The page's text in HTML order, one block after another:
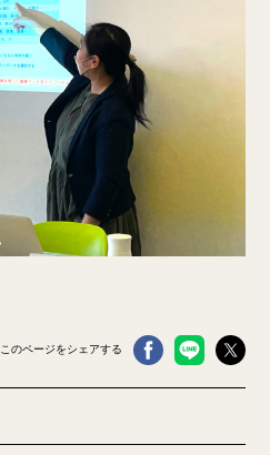
このページをシェアする